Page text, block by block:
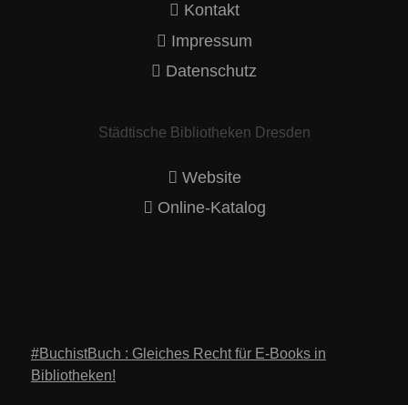
Kontakt
Impressum
Datenschutz
Städtische Bibliotheken Dresden
Website
Online-Katalog
#BuchistBuch : Gleiches Recht für E-Books in
Bibliotheken!